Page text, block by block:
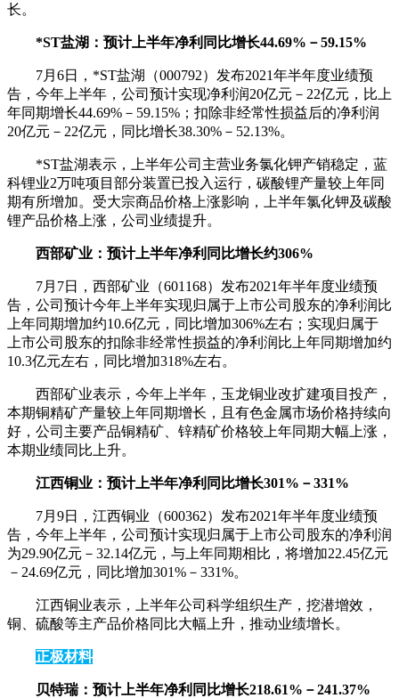
长。
*ST盐湖：预计上半年净利同比增长44.69%－59.15%
7月6日，*ST盐湖（000792）发布2021年半年度业绩预
告，今年上半年，公司预计实现净利润20亿元－22亿元，比上
年同期增长44.69%－59.15%；扣除非经常性损益后的净利润
20亿元－22亿元，同比增长38.30%－52.13%。
*ST盐湖表示，上半年公司主营业务氯化钾产销稳定，蓝
科锂业2万吨项目部分装置已投入运行，碳酸锂产量较上年同
期有所增加。受大宗商品价格上涨影响，上半年氯化钾及碳酸
锂产品价格上涨，公司业绩提升。
西部矿业：预计上半年净利同比增长约306%
7月7日，西部矿业（601168）发布2021年半年度业绩预
告，公司预计今年上半年实现归属于上市公司股东的净利润比
上年同期增加约10.6亿元，同比增加306%左右；实现归属于
上市公司股东的扣除非经常性损益的净利润比上年同期增加约
10.3亿元左右，同比增加318%左右。
西部矿业表示，今年上半年，玉龙铜业改扩建项目投产，
本期铜精矿产量较上年同期增长，且有色金属市场价格持续向
好，公司主要产品铜精矿、锌精矿价格较上年同期大幅上涨，
本期业绩同比上升。
江西铜业：预计上半年净利同比增长301%－331%
7月9日，江西铜业（600362）发布2021年半年度业绩预
告，今年上半年，公司预计实现归属于上市公司股东的净利润
为29.90亿元－32.14亿元，与上年同期相比，将增加22.45亿元
－24.69亿元，同比增加301%－331%。
江西铜业表示，上半年公司科学组织生产，挖潜增效，
铜、硫酸等主产品价格同比大幅上升，推动业绩增长。
正极材料
贝特瑞：预计上半年净利同比增长218.61%－241.37%